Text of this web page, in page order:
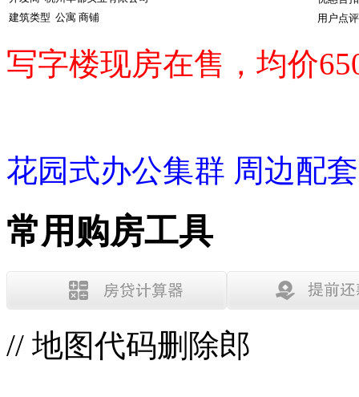
建筑类型 公寓 商铺 用户点评
写字楼现房在售，均价
花园式办公集群 周边配
常用购房工具
// 地图代码删除郎